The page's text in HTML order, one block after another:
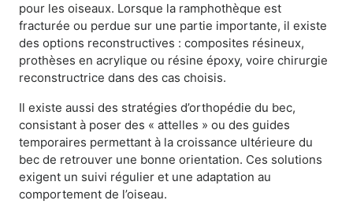
pour les oiseaux. Lorsque la ramphothèque est
fracturée ou perdue sur une partie importante, il existe
des options reconstructives : composites résineux,
prothèses en acrylique ou résine époxy, voire chirurgie
reconstructrice dans des cas choisis.
Il existe aussi des stratégies d’orthopédie du bec,
consistant à poser des « attelles » ou des guides
temporaires permettant à la croissance ultérieure du
bec de retrouver une bonne orientation. Ces solutions
exigent un suivi régulier et une adaptation au
comportement de l’oiseau.